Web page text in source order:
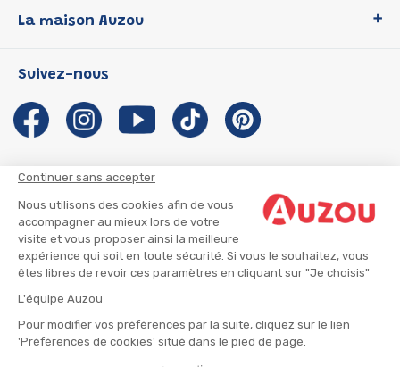
Continuer sans accepter
Nous utilisons des cookies afin de vous
accompagner au mieux lors de votre
visite et vous proposer ainsi la meilleure
expérience qui soit en toute sécurité. Si vous le souhaitez, vous
êtes libres de revoir ces paramètres en cliquant sur "Je choisis"
L'équipe Auzou
Pour modifier vos préférences par la suite, cliquez sur le lien
'Préférences de cookies' situé dans le pied de page.
P'tit Loup
Les Influenceuses
Migali
Petite Taupe
La maison Auzou
Notre histoire
Auzou s'engage
Auteurs et illustrateurs Auzou
Suivre mon colis
Infos consommateur
Suivez-nous
CGU
CGV
Mentions légales